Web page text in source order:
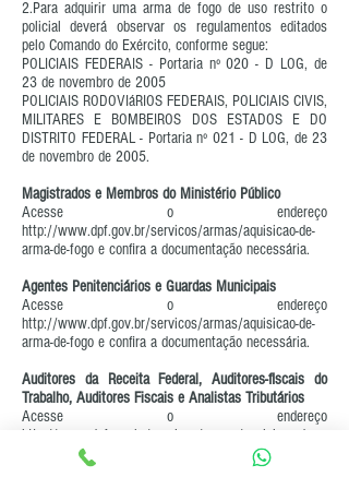
2.Para adquirir uma arma de fogo de uso restrito o
policial deverá observar os regulamentos editados
pelo Comando do Exército, conforme segue:
POLICIAIS FEDERAIS - Portaria nº 020 - D LOG, de
23 de novembro de 2005
POLICIAIS RODOVIáRIOS FEDERAIS, POLICIAIS CIVIS,
MILITARES E BOMBEIROS DOS ESTADOS E DO
DISTRITO FEDERAL - Portaria nº 021 - D LOG, de 23
de novembro de 2005.
Magistrados e Membros do Ministério Público
Acesse o endereço
http://www.dpf.gov.br/servicos/armas/aquisicao-de-
arma-de-fogo e confira a documentação necessária.
Agentes Penitenciários e Guardas Municipais
Acesse o endereço
http://www.dpf.gov.br/servicos/armas/aquisicao-de-
arma-de-fogo e confira a documentação necessária.
Auditores da Receita Federal, Auditores-fiscais do
Trabalho, Auditores Fiscais e Analistas Tributários
Acesse o endereço
http://www.dpf.gov.br/servicos/armas/aquisicao-de-
arma-de-fogo
e confira a documentação necessária.